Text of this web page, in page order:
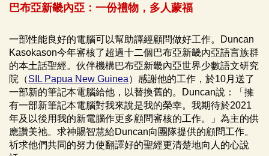
巴布亞新畿內亞：一份禮物，多人蒙福
一部性能良好的電腦可以幫助譯經顧問做好工作。Duncan
Kasokason今年審核了超過十二個巴布亞新畿內亞語言族群
的本土話聖經。伙伴機構巴布亞新畿內亞世界少數語文研究
院（SIL Papua New Guinea）感謝他的工作，於10月送了
一部新的筆記本電腦給他，以替換舊的。Duncan說：「擁
有一部新筆記本電腦對我來說是我的榮幸。我期待於2021
年及以後用我的新電腦作更多顧問審核的工作。」為主的供
應讚美祂。求神賜智慧給Duncan向團隊提供的顧問工作。
祈求他們共同的努力使翻譯好的聖經更清楚地向人的心說